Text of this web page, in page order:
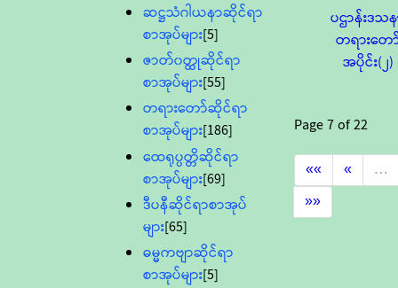
ဆဋ္ဌသံဂါယနာဆိုင်ရာ
စာအုပ်များ[5]
ဇာတ်၀တ္ထုဆိုင်ရာ
စာအုပ်များ[55]
တရားတော်ဆိုင်ရာ
စာအုပ်များ[186]
ထေရုပ္ပတ္တိဆိုင်ရာ
စာအုပ်များ[69]
ဒီပနီဆိုင်ရာစာအုပ်
များ[65]
ဓမ္မကဗျာဆိုင်ရာ
စာအုပ်များ[5]
ပဌာန်းဒသ
တရားတေ
အပိုင်း(၂)
Page7of22
««
«
…
»»